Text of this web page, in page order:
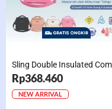
Rp368.460
NEW ARRIVAL